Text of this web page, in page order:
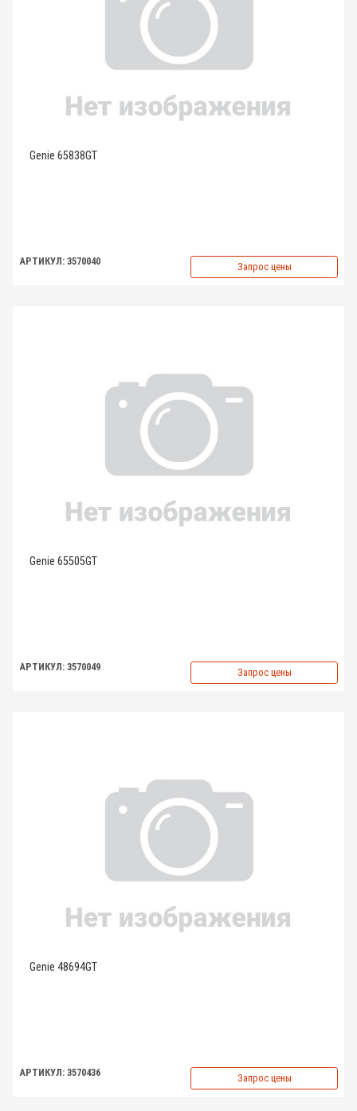
Genie 65838GT
АРТИКУЛ: 3570040 Запрос цены
Genie 65505GT
АРТИКУЛ: 3570049 Запрос цены
Genie 48694GT
АРТИКУЛ: 3570436 Запрос цены